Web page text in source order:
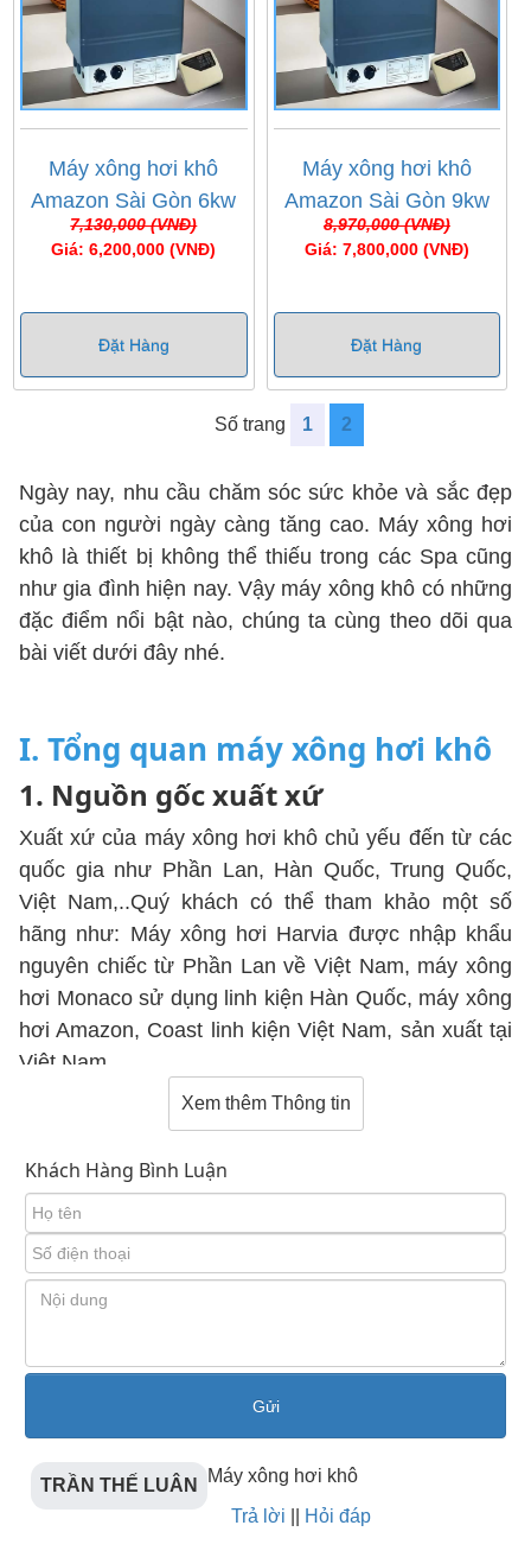
Máy xông hơi khô
Amazon Sài Gòn 6kw
7,130,000 (VNĐ)
Giá: 6,200,000 (VNĐ)
Đặt Hàng
Máy xông hơi khô
Amazon Sài Gòn 9kw
8,970,000 (VNĐ)
Giá: 7,800,000 (VNĐ)
Đặt Hàng
Số trang 1 2
Ngày nay, nhu cầu chăm sóc sức khỏe và sắc đẹp
của con người ngày càng tăng cao. Máy xông hơi
khô là thiết bị không thể thiếu trong các Spa cũng
như gia đình hiện nay. Vậy máy xông khô có những
đặc điểm nổi bật nào, chúng ta cùng theo dõi qua
bài viết dưới đây nhé.
I. Tổng quan máy xông hơi khô
1. Nguồn gốc xuất xứ
Xuất xứ của máy xông hơi khô chủ yếu đến từ các
quốc gia như Phần Lan, Hàn Quốc, Trung Quốc,
Việt Nam,..Quý khách có thể tham khảo một số
hãng như: Máy xông hơi Harvia được nhập khẩu
nguyên chiếc từ Phần Lan về Việt Nam, máy xông
hơi Monaco sử dụng linh kiện Hàn Quốc, máy xông
hơi Amazon, Coast linh kiện Việt Nam, sản xuất tại
Việt Nam.
Máy xông khô được thiết kế dạng hộp có khung bao
hay nắp đậy ở bên trên với các thanh điện trở phía
trong để dễ dàng đặt đá. Máy có kích thước với
lên và sâu 20cm trở lên và thường được lắp đặt
Xem thêm Thông tin
Khách Hàng Bình Luận
TRẦN THẾ LUÂN
Máy xông hơi khô
Trả lời
Hỏi đáp